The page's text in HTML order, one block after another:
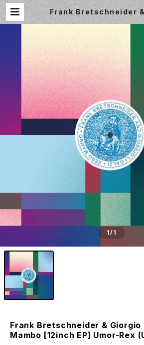
Frank Bretschneider
o Li Calzi - Zero
1/1
Frank Bretschneider & Giorgio
Mambo [12inch EP] Umor-Rex